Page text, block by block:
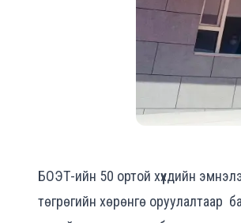
БОЭТ-ийн 50 ортой хүүхдийн
төгрөгийн хөрөнгө оруулалтаар